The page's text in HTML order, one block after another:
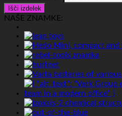
Sepa
Išči izdelek
NAŠE ZNAMKE: